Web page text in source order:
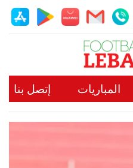
المباريات إتصل بنا